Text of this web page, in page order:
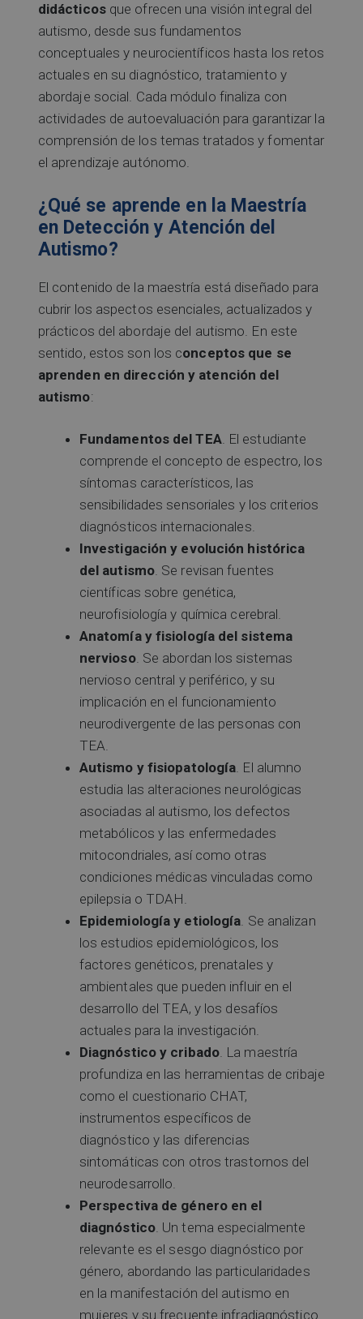
didácticosque ofrecen una visión integral del
autismo, desde sus fundamentos
conceptuales y neurocientíficos hasta los retos
actuales en su diagnóstico, tratamiento y
abordaje social. Cada módulo finaliza con
actividades de autoevaluación para garantizar la
comprensión de los temas tratados y fomentar
el aprendizaje autónomo.
¿Qué se aprende en la Maestría
en Detección y Atención del
Autismo?
El contenido de la maestría está diseñado para
cubrir los aspectos esenciales, actualizados y
prácticos del abordaje del autismo. En este
sentido, estos son los conceptos que se
aprenden en dirección y atención del
autismo:
Fundamentos del TEA. El estudiante
comprende el concepto de espectro, los
síntomas característicos, las
sensibilidades sensoriales y los criterios
diagnósticos internacionales.
Investigación y evolución histórica
del autismo. Se revisan fuentes
científicas sobre genética,
neurofisiología y química cerebral.
Anatomía y fisiología del sistema
nervioso. Se abordan los sistemas
nervioso central y periférico, y su
implicación en el funcionamiento
neurodivergente de las personas con
TEA.
Autismo y fisiopatología. El alumno
estudia las alteraciones neurológicas
asociadas al autismo, los defectos
metabólicos y las enfermedades
mitocondriales, así como otras
condiciones médicas vinculadas como
epilepsia o TDAH.
Epidemiología y etiología. Se analizan
los estudios epidemiológicos, los
factores genéticos, prenatales y
ambientales que pueden influir en el
desarrollo del TEA, y los desafíos
actuales para la investigación.
Diagnóstico y cribado. La maestría
profundiza en las herramientas de cribaje
como el cuestionario CHAT,
instrumentos específicos de
diagnóstico y las diferencias
sintomáticas con otros trastornos del
neurodesarrollo.
Perspectiva de género en el
diagnóstico. Un tema especialmente
relevante es el sesgo diagnóstico por
género, abordando las particularidades
en la manifestación del autismo en
mujeres y su frecuente infradiagnóstico.